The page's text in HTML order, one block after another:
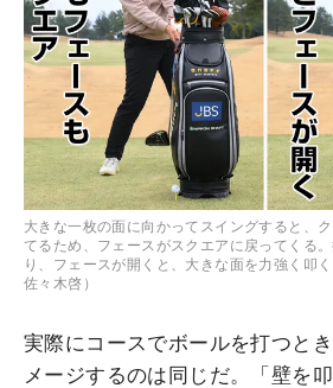
大きな一枚の面に向かってスイングすると、
てるため、フェースがスクエアに戻ってくる
り、フェースが開くと、大きな面を力強く叩
佐々木啓）
実際にコースでボールを打つと
メージするのは同じだ。「壁を